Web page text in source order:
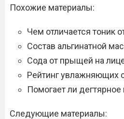
Похожие материалы:
Чем отличается тоник
Состав альгинатной
Сода от прыщей на
Рейтинг увлажняющих
Помогает ли
Следующие материалы: